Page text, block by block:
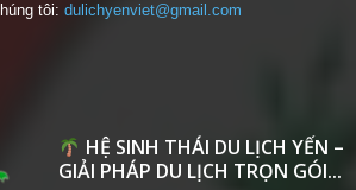
tôi: dulichyenviet@gmail.com
HỆ SINH THÁI DU LỊCH YẾN –
GIẢI PHÁP DU LỊCH TRỌN GÓI...